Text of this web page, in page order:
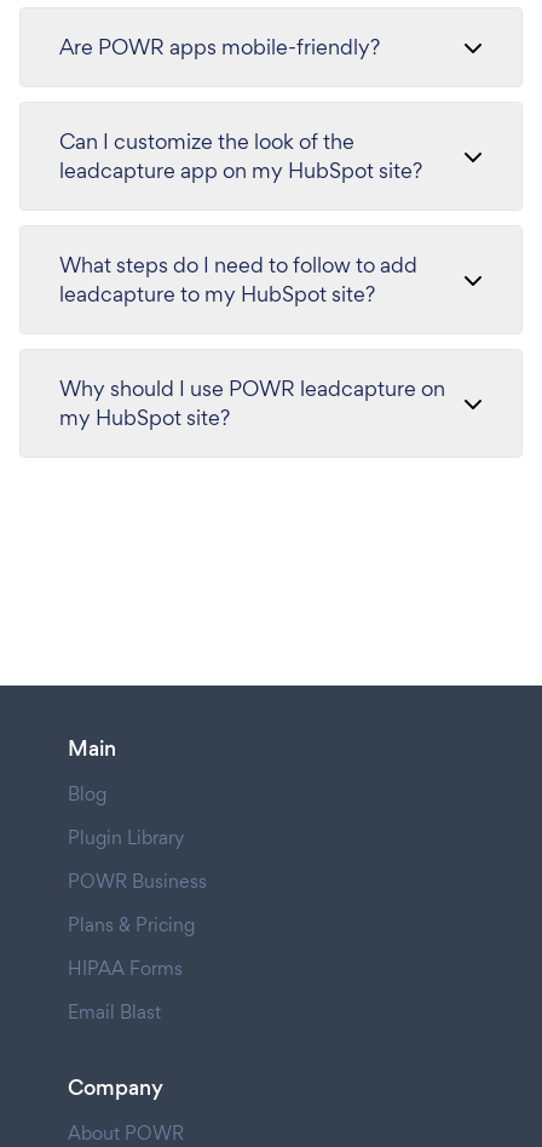
Are POWR apps mobile-friendly?
Can I customize the look of the
leadcapture app on my HubSpot site?
What steps do I need to follow to add
leadcapture to my HubSpot site?
Why should I use POWR leadcapture on
my HubSpot site?
Main
Blog
Plugin Library
POWR Business
Plans & Pricing
HIPAA Forms
Email Blast
Company
About POWR